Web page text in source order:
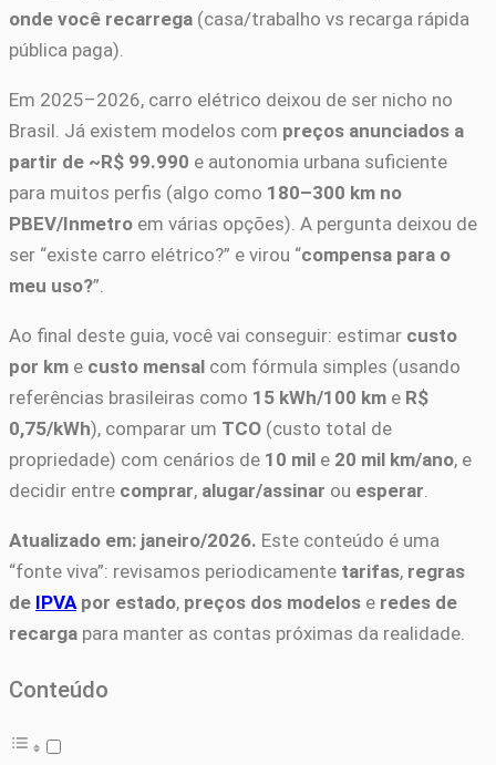
onde você recarrega (casa/trabalho vs recarga rápida
pública paga).
Em 2025–2026, carro elétrico deixou de ser nicho no
Brasil. Já existem modelos com preços anunciados a
partir de ~R$ 99.990 e autonomia urbana suficiente
para muitos perfis (algo como 180–300 km no
PBEV/Inmetro em várias opções). A pergunta deixou de
ser “existe carro elétrico?” e virou “compensa para o
meu uso?”.
Ao final deste guia, você vai conseguir: estimar custo
por km e custo mensal com fórmula simples (usando
referências brasileiras como 15 kWh/100 km e R$
0,75/kWh), comparar um TCO (custo total de
propriedade) com cenários de 10 mil e 20 mil km/ano, e
decidir entre comprar, alugar/assinar ou esperar
Atualizado em: janeiro/2026. Este conteúdo é uma
“fonte viva”: revisamos periodicamente tarifas, regras
de IPVA por estado, preços dos modelos e redes de
recarga para manter as contas próximas da realidade.
Conteúdo